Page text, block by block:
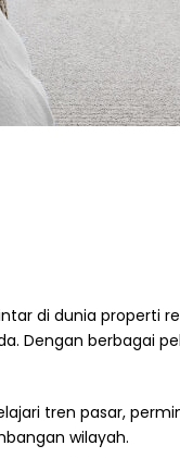
di dunia properti
Dengan berbagai
tren pasar,
wilayah.